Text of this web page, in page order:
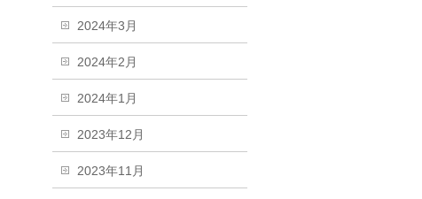
2024年3月
2024年2月
2024年1月
2023年12月
2023年11月